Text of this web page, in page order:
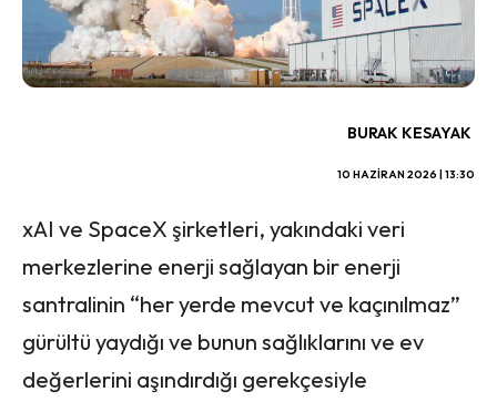
BURAK KESAYAK
10 HAZIRAN 2026 | 13:30
xAI ve SpaceX şirketleri, yakındaki veri
merkezlerine enerji sağlayan bir enerji
santralinin “her yerde mevcut ve kaçınılmaz”
gürültü yaydığı ve bunun sağlıklarını ve ev
değerlerini aşındırdığı gerekçesiyle